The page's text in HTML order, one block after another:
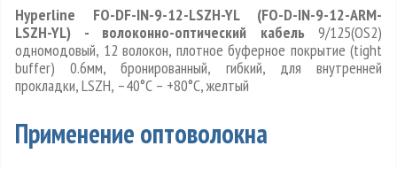
Hyperline FO-DF-IN-9-12-LSZH-YL (FO-D-IN-9-12-ARM-
LSZH-YL) - волоконно-оптический кабель9/125(OS2)
одномодовый, 12 волокон, плотное буферное покрытие (tight
buffer) 0.6мм, бронированный, гибкий, для внутренней
прокладки, LSZH, –40°C – +80°C, желтый
Применение оптоволокна